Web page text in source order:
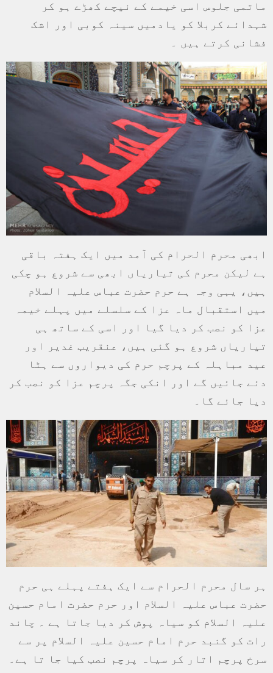
ماتمی جلوس اسی خیمے کے نیچے کھڑے ہو کر
شہدائے کربلا کو یادمیں سینہ کوبی اور اشک
فشانی کرتے ہیں ۔
ابھی محرم الحرام کی آمد میں ایک ہفتہ باقی
ہے لیکن محرم کی تیاریاں ابھی سے شروع ہو چکی
ہیں، یہی وجہ ہے حرم حضرت عباس علیہ السلام
میں استقبال ماہ عزا کے سلسلے میں پہلے خیمہ
عزا کو نصب کر دیا گیا اور اسی کے ساتھ ہی
تیاریاں شروع ہو گئی ہیں، عنقریب غدیر اور
عید مباہلہ کے پرچم حرم کی دیواروں سے ہٹا
دئے جائیں گے اور انکی جگہ پرچم عزا کو نصب کر
دیا جائے گا۔
ہر سال محرم الحرام سے ایک ہفتے پہلے ہی حرم
حضرت عباس علیہ السلام اور حرم حضرت امام حسین
علیہ السلام کو سیاہ پوش کر دیا جاتا ہے ۔ چاند
رات کو گنبد حرم امام حسین علیہ السلام پر سے
سرخ پرچم اتار کر سیاہ پرچم نصب کیا جا تا ہے۔